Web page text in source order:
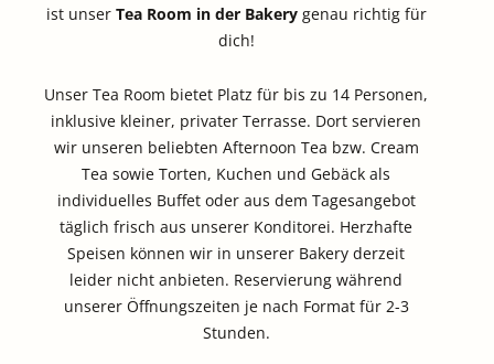
ist unserTea Room in der Bakerygenau richtig für
dich!
Unser Tea Room bietet Platz für bis zu 14 Personen,
inklusive kleiner, privater Terrasse. Dort servieren
wir unseren beliebten Afternoon Tea bzw. Cream
Tea sowie Torten, Kuchen und Gebäck als
individuelles Buffet oder aus dem Tagesangebot
täglich frisch aus unserer Konditorei. Herzhafte
Speisen können wir in unserer Bakery derzeit
leider nicht anbieten. Reservierung während
unserer Öffnungszeiten je nach Format für 2-3
Stunden.